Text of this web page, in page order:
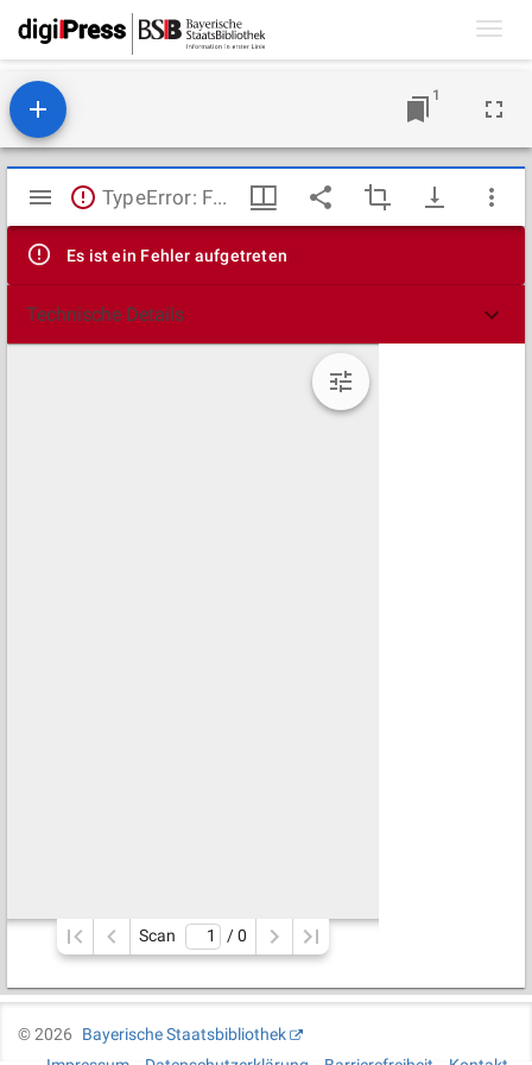
1
Mirador
Viewer
TypeError: Failed to fetch
Es ist ein Fehler aufgetreten
Technische Details
Scan / 0
©2026
Bayerische Staatsbibliothek